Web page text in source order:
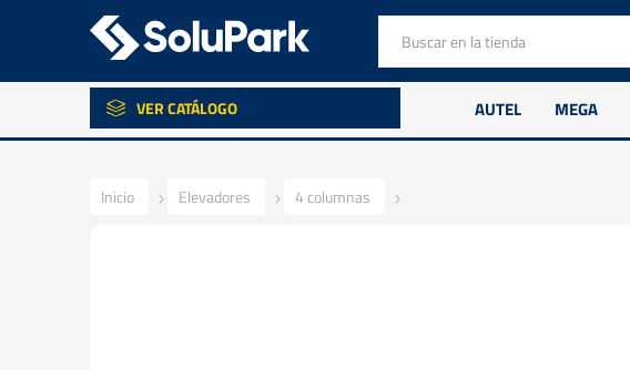
VER CATÁLOGO AUTEL MEGA
Inicio Elevadores 4 columnas